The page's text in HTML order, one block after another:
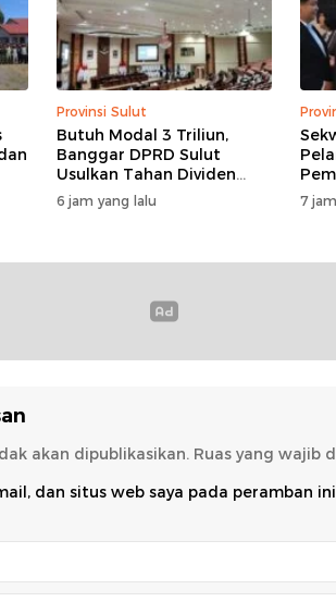
Provinsi Sulut
Butuh Modal 3 Triliun,
Banggar DPRD Sulut
Usulkan Tahan Dividen
Rp79 Miliar untuk Perkuat
Modal
6 jam yang lalu 7
akan dipublikasikan. Ruas yang wajib
dan situs web saya pada peramban